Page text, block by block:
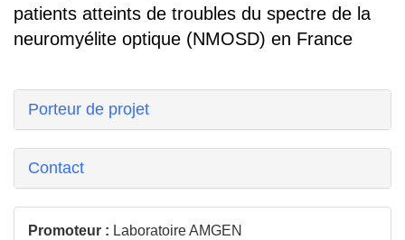
patients atteints de troubles du spectre de la
neuromyélite optique (NMOSD) en France
Porteur de projet
Contact
Promoteur : Laboratoire AMGEN